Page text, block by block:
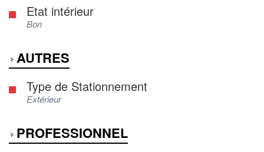
Etat intérieur
Bon
AUTRES
Type de Stationnement
Extérieur
PROFESSIONNEL